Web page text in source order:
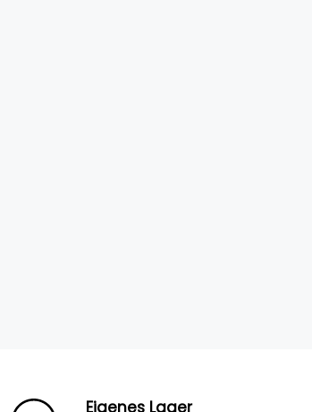
Eigenes Lager